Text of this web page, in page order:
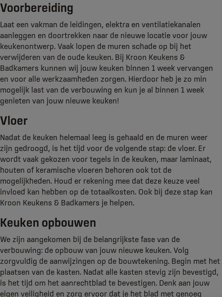
Voorbereiding
Laat een vakman de leidingen, elektra en ventilatiekanalen
aanleggen en doortrekken naar de nieuwe locatie voor jouw
keukenontwerp. Vaak lopen de muren schade op bij het
verwijderen van de oude keuken. Bij Kroon Keukens &
Badkamers kunnen wij jouw keuken binnen 1 week vervangen
en voor alle werkzaamheden zorgen. Hierdoor heb je zo min
mogelijk last van de verbouwing en kun je al binnen 1 week
genieten van jouw nieuwe keuken!
Vloer
Nadat de keuken helemaal leeg is gehaald en de muren weer
zijn gedroogd, is het tijd voor de volgende stap: de vloer. Er
wordt vaak gekozen voor tegels in de keuken, maar laminaat,
houten of keramische vloeren behoren ook tot de
mogelijkheden. Houd er rekening mee dat deze keuze veel
invloed kan hebben op de totaalkosten. Ook bij deze stap kan
Kroon Keukens & Badkamers je helpen.
Keuken opbouwen
We zijn aangekomen bij de belangrijkste fase van de
verbouwing: de opbouw van jouw nieuwe keuken. Volg
zorgvuldig de aanwijzingen op de bouwtekening. Begin met het
plaatsen van de kasten. Nadat alle kasten stevig zijn bevestigd,
is het tijd om het aanrechtblad te bevestigen. Denk aan jouw
eigen veiligheid en zorg ervoor dat je het blad met genoeg